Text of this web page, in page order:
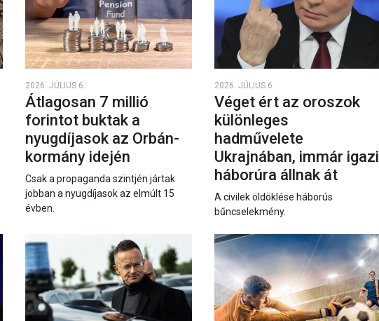
2026. JÚLIUS 6.
Átlagosan 7 millió
forintot buktak a
nyugdíjasok az Orbán-
kormány idején
Csak a propaganda szintjén jártak
jobban a nyugdíjasok az elmúlt 15
évben.
2026. JÚLIUS 6.
Véget ért az oroszok
különleges
hadművelete
Ukrajnában, immár igazi
háborúra állnak át
A civilek öldöklése háborús
bűncselekmény.